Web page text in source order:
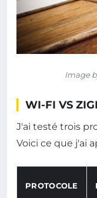
Image
WI-FI VS
J'ai testé trois
Voici ce que j'ai
PROTOCOLE